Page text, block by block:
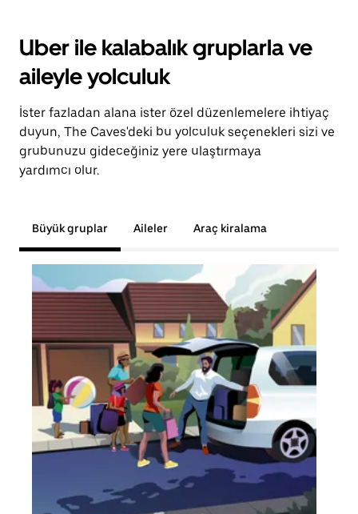
Uber ile kalabalık gruplarla ve
aileyle yolculuk
İster fazladan alana ister özel düzenlemelere ihtiyaç
duyun, The Caves'deki bu yolculuk seçenekleri sizi ve
grubunuzu gideceğiniz yere ulaştırmaya
yardımcı olur.
Büyük gruplar Aileler Araç kiralama